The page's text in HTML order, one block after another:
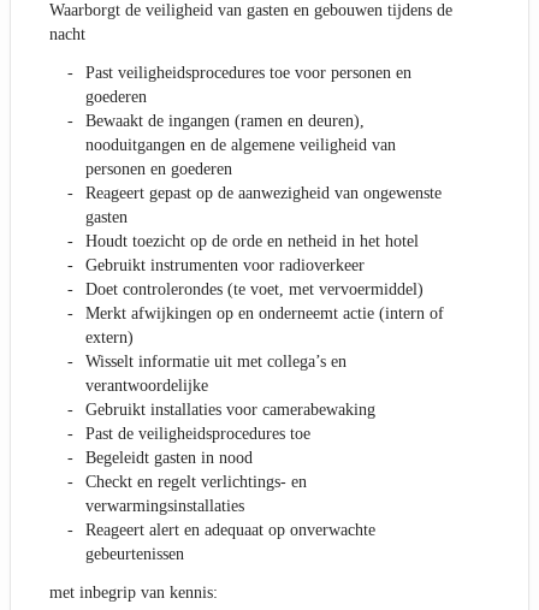
Waarborgt de veiligheid van gasten en gebouwen tijdens de
nacht
Past veiligheidsprocedures toe voor personen en
goederen
Bewaakt de ingangen (ramen en deuren),
nooduitgangen en de algemene veiligheid van
personen en goederen
Reageert gepast op de aanwezigheid van ongewenste
gasten
Houdt toezicht op de orde en netheid in het hotel
Gebruikt instrumenten voor radioverkeer
Doet controlerondes (te voet, met vervoermiddel)
Merkt afwijkingen op en onderneemt actie (intern of
extern)
Wisselt informatie uit met collega’s en
verantwoordelijke
Gebruikt installaties voor camerabewaking
Past de veiligheidsprocedures toe
Begeleidt gasten in nood
Checkt en regelt verlichtings- en
verwarmingsinstallaties
Reageert alert en adequaat op onverwachte
gebeurtenissen
met inbegrip van kennis: